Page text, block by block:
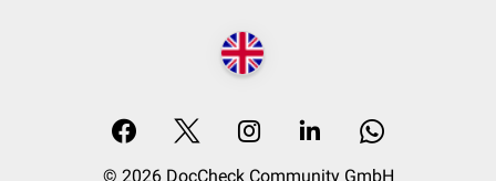
© 2026 DocCheck Community GmbH